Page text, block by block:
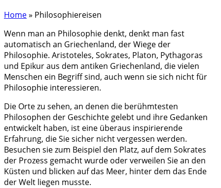
Home» Philosophiereisen
Wenn man an Philosophie denkt, denkt man fast
automatisch an Griechenland, der Wiege der
Philosophie. Aristoteles, Sokrates, Platon, Pythagoras
und Epikur aus dem antiken Griechenland, die vielen
Menschen ein Begriff sind, auch wenn sie sich nicht für
Philosophie interessieren.
Die Orte zu sehen, an denen die berühmtesten
Philosophen der Geschichte gelebt und ihre Gedanken
entwickelt haben, ist eine überaus inspirierende
Erfahrung, die Sie sicher nicht vergessen werden.
Besuchen sie zum Beispiel den Platz, auf dem Sokrates
der Prozess gemacht wurde oder verweilen Sie an den
Küsten und blicken auf das Meer, hinter dem das Ende
der Welt liegen musste.